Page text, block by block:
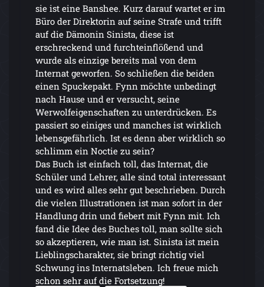
sie ist eine Banshee. Kurz darauf wartet er im
Büro der Direktorin auf seine Strafe und trifft
auf die Dämonin Sinista, diese ist
erschreckend und furchteinflößend und
wurde als einzige bereits mal von dem
Internat geworfen. So schließen die beiden
einen Spuckepakt. Fynn möchte unbedingt
nach Hause und er versucht, seine
Werwolfeigenschaften zu unterdrücken. Es
passiert so einiges und manches ist wirklich
lebensgefährlich. Ist es denn aber wirklich so
schlimm ein Noctie zu sein?
Das Buch ist einfach toll, das Internat, die
Schüler und Lehrer, alle sind total interessant
und es wird alles sehr gut beschrieben. Durch
die vielen Illustrationen ist man sofort in der
Handlung drin und fiebert mit Fynn mit. Ich
fand die Idee des Buches toll, man sollte sich
so akzeptieren, wie man ist. Sinista ist mein
Lieblingscharakter, sie bringt richtig viel
Schwung ins Internatsleben. Ich freue mich
schon sehr auf die Fortsetzung!